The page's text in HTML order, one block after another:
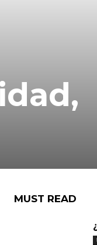
MUST READ